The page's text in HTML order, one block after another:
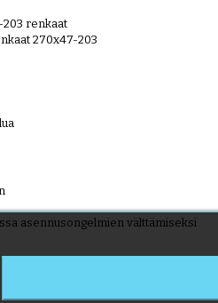
203 renkaat
270x47-203
asennusongelmien välttämiseksi
malli ei sovellu Graco Symbio-